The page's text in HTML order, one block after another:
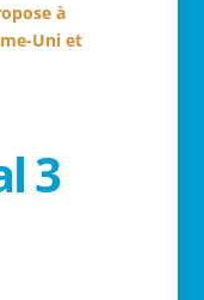
à
Uni et
3